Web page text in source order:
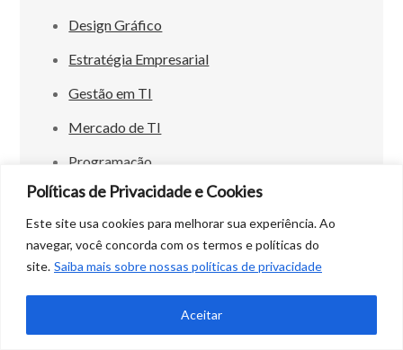
Políticas de Privacidade e Cookies
Este site usa cookies para melhorar sua experiência. Ao
navegar, você concorda com os termos e políticas do
site. Saiba mais sobre nossas políticas de privacidade
Aceitar
Design Gráfico
Estratégia Empresarial
Gestão em TI
Mercado de TI
Programação
Magazine byCreativ Themes